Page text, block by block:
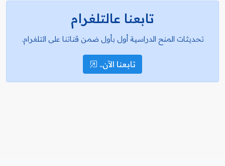
تابعنا عالتلغرام
تحديثات المنح الدراسية أول بأول ضمن قناتنا على التلغرام.
تابعنا الآن..